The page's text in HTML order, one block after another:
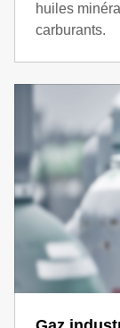
huiles
carburants.